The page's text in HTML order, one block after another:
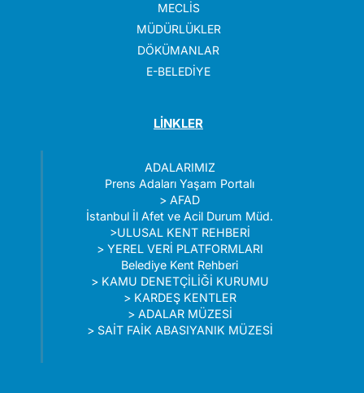
MECLİS
MÜDÜRLÜKLER
DÖKÜMANLAR
E-BELEDİYE
LİNKLER
ADALARIMIZ
Prens Adaları Yaşam Portalı
>AFAD
İstanbul İl Afet ve Acil Durum Müd.
>ULUSAL KENT REHBERİ
> YEREL VERİ PLATFORMLARI
Belediye Kent Rehberi
> KAMU DENETÇİLİĞİ KURUMU
> KARDEŞ KENTLER
> ADALAR MÜZESİ
> SAİT FAİK ABASIYANIK MÜZESİ